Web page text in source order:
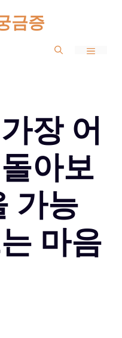
금증
장 어
아보
가능
마음